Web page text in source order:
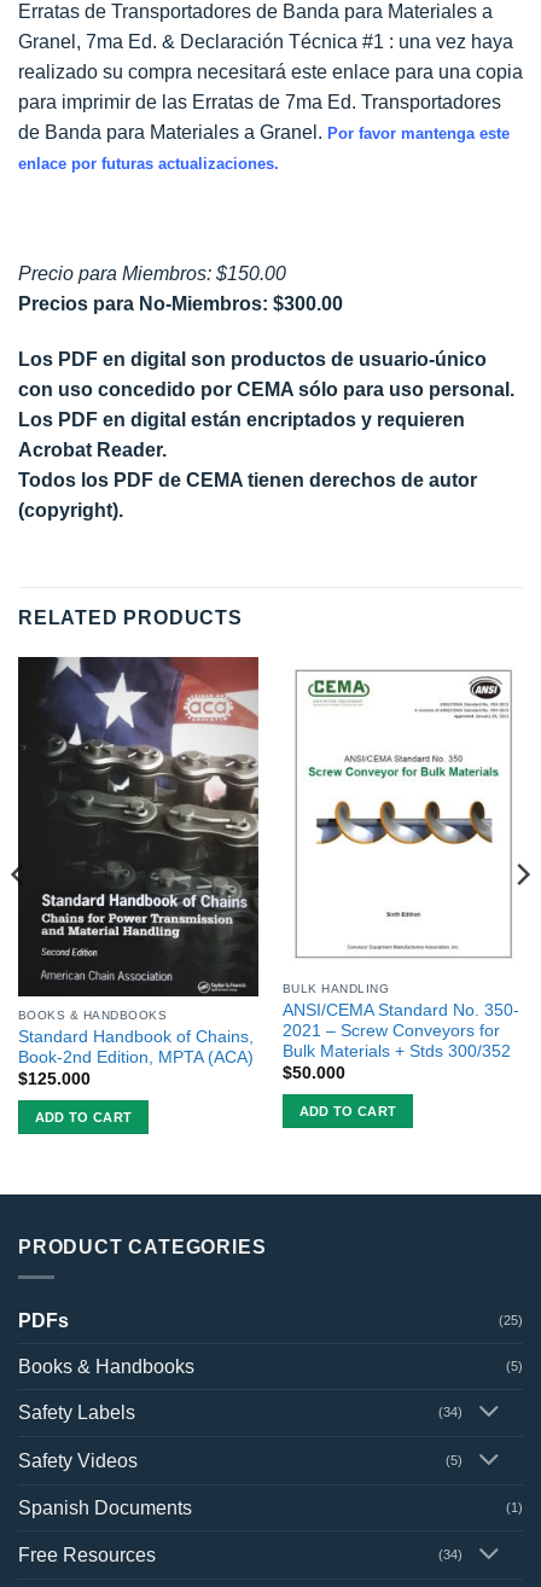
Erratas de Transportadores de Banda para Materiales a
Granel, 7ma Ed. & Declaración Técnica #1 : una vez haya
realizado su compra necesitará este enlace para una copia
para imprimir de las Erratas de 7ma Ed. Transportadores
de Banda para Materiales a Granel. Por favor mantenga este
enlace por futuras actualizaciones.
Precio para Miembros: $150.00
Precios para No-Miembros: $300.00
Los PDF en digital son productos de usuario-único
con uso concedido por CEMA sólo para uso personal.
Los PDF en digital están encriptados y requieren
Acrobat Reader.
Todos los PDF de CEMA tienen derechos de autor
(copyright).
RELATED PRODUCTS
BOOKS & HANDBOOKS
Standard Handbook of Chains,
Book-2nd Edition, MPTA (ACA)
$125.000
ADD TO CART
BULK HANDLING
ANSI/CEMA Standard No. 350-
2021 – Screw Conveyors for
Bulk Materials + Stds 300/352
$50.000
ADD TO CART
PRODUCT CATEGORIES
PDFs (25)
Books & Handbooks (5)
Safety Labels (34)
Safety Videos (5)
Spanish Documents (1)
Free Resources (34)